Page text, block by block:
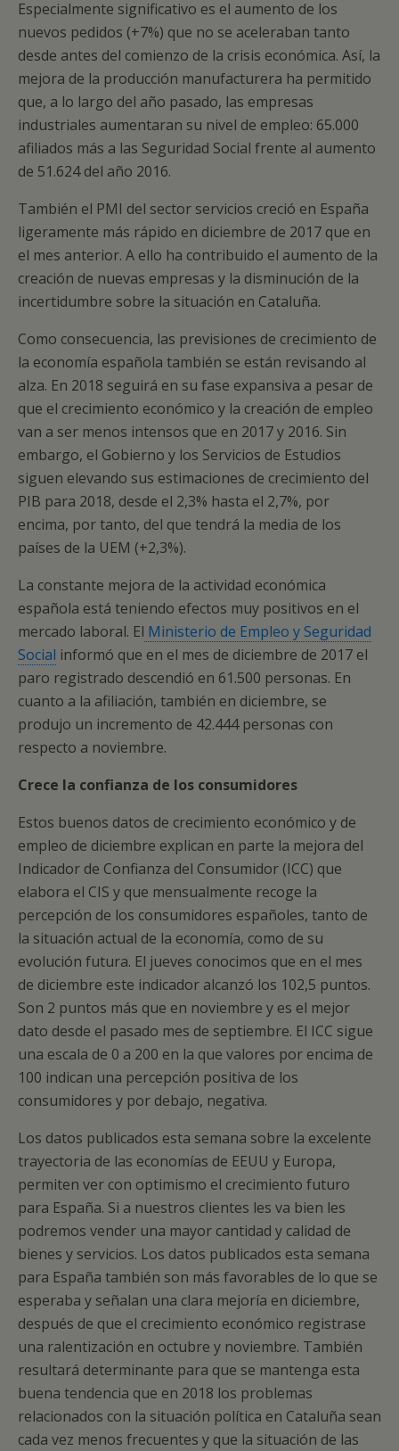
Especialmente significativo es el aumento de los
nuevos pedidos (+7%) que no se aceleraban tanto
desde antes del comienzo de la crisis económica. Así, la
mejora de la producción manufacturera ha permitido
que, a lo largo del año pasado, las empresas
industriales aumentaran su nivel de empleo: 65.000
afiliados más a las Seguridad Social frente al aumento
de 51.624 del año 2016.
También el PMI del sector servicios creció en España
ligeramente más rápido en diciembre de 2017 que en
el mes anterior. A ello ha contribuido el aumento de la
creación de nuevas empresas y la disminución de la
incertidumbre sobre la situación en Cataluña.
Como consecuencia, las previsiones de crecimiento de
la economía española también se están revisando al
alza. En 2018 seguirá en su fase expansiva a pesar de
que el crecimiento económico y la creación de empleo
van a ser menos intensos que en 2017 y 2016. Sin
embargo, el Gobierno y los Servicios de Estudios
siguen elevando sus estimaciones de crecimiento del
PIB para 2018, desde el 2,3% hasta el 2,7%, por
encima, por tanto, del que tendrá la media de los
países de la UEM (+2,3%).
La constante mejora de la actividad económica
española está teniendo efectos muy positivos en el
mercado laboral. El Ministerio de Empleo y Seguridad
Social informó que en el mes de diciembre de 2017 el
paro registrado descendió en 61.500 personas. En
cuanto a la afiliación, también en diciembre, se
produjo un incremento de 42.444 personas con
respecto a noviembre.
Crece la confianza de los consumidores
Estos buenos datos de crecimiento económico y de
empleo de diciembre explican en parte la mejora del
Indicador de Confianza del Consumidor (ICC) que
elabora el CIS y que mensualmente recoge la
percepción de los consumidores españoles, tanto de
la situación actual de la economía, como de su
evolución futura. El jueves conocimos que en el mes
de diciembre este indicador alcanzó los 102,5 puntos.
Son 2 puntos más que en noviembre y es el mejor
dato desde el pasado mes de septiembre. El ICC sigue
una escala de 0 a 200 en la que valores por encima de
100 indican una percepción positiva de los
consumidores y por debajo, negativa.
Los datos publicados esta semana sobre la excelente
trayectoria de las economías de EEUU y Europa,
permiten ver con optimismo el crecimiento futuro
para España. Si a nuestros clientes les va bien les
podremos vender una mayor cantidad y calidad de
bienes y servicios. Los datos publicados esta semana
para España también son más favorables de lo que se
esperaba y señalan una clara mejoría en diciembre,
después de que el crecimiento económico registrase
una ralentización en octubre y noviembre. También
resultará determinante para que se mantenga esta
buena tendencia que en 2018 los problemas
relacionados con la situación política en Cataluña sean
cada vez menos frecuentes y que la situación de las